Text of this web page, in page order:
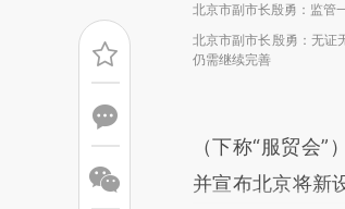
北京市副市长殷勇：监管
北京市副市长殷勇：无证
仍需继续完善
（下称“服贸会
并宣布北京将新